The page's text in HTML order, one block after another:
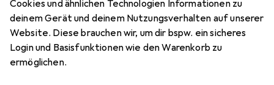
Cookies und ähnlichen Technologien Informationen zu
deinem Gerät und deinem Nutzungsverhalten auf unserer
Website. Diese brauchen wir, um dir bspw. ein sicheres
Login und Basisfunktionen wie den Warenkorb zu
ermöglichen.
12 Teile